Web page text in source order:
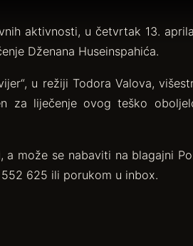
aktivnosti, u četvrtak 13.
Dženana Huseinspahića.
u režiji Todora Valova,
za liječenje ovog teško
a može se nabaviti na blagajni
625 ili porukom u inbox.